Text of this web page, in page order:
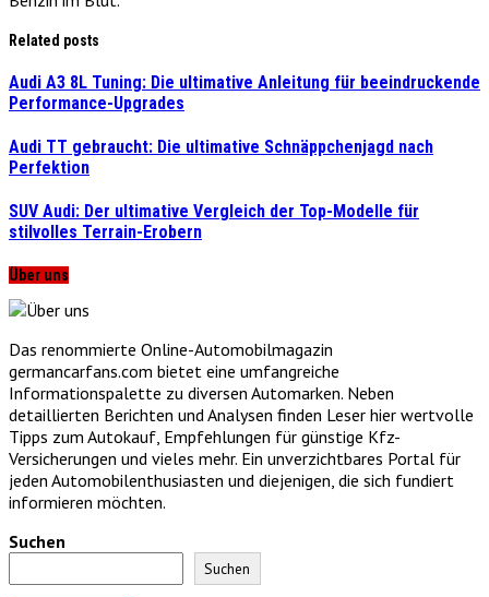
Related posts
Audi A3 8L Tuning: Die ultimative Anleitung für beeindruckende
Performance-Upgrades
Audi TT gebraucht: Die ultimative Schnäppchenjagd nach
Perfektion
SUV Audi: Der ultimative Vergleich der Top-Modelle für
stilvolles Terrain-Erobern
Über uns
Das renommierte Online-Automobilmagazin
germancarfans.com bietet eine umfangreiche
Informationspalette zu diversen Automarken. Neben
detaillierten Berichten und Analysen finden Leser hier wertvolle
Tipps zum Autokauf, Empfehlungen für günstige Kfz-
Versicherungen und vieles mehr. Ein unverzichtbares Portal für
jeden Automobilenthusiasten und diejenigen, die sich fundiert
informieren möchten.
Suchen
Suchen